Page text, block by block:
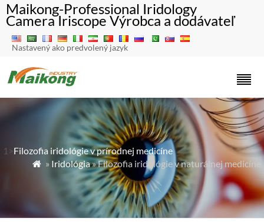
Maikong-Professional Iridology
Camera Iriscope Výrobca a dodávateľ
Nastavený ako predvolený jazyk
1>Filozofia iridológie v prírodnej medicíne
 » Iridológia» Filozofia iridológie v naturálnej medicíne